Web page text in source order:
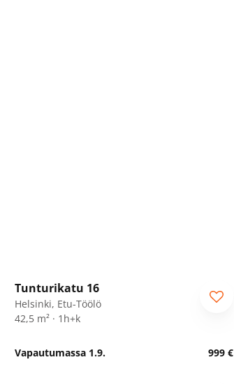
Tunturikatu 16
Helsinki, Etu-Töölö
42,5 m² · 1h+k
Vapautumassa 1.9. 999 €